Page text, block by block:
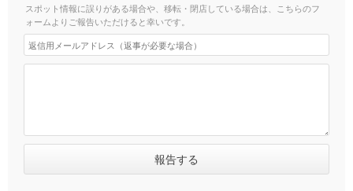
スポット情報に誤りがある場合や、移転・閉店している場合は、こちらのフ
ォームよりご報告いただけると幸いです。